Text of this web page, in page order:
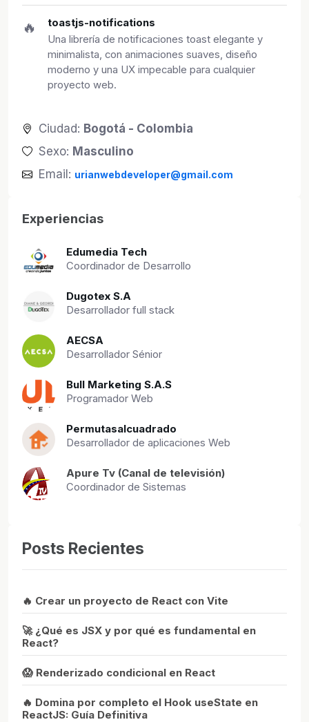
🔥 toastjs-notifications
Una librería de notificaciones toast elegante y
minimalista, con animaciones suaves, diseño
moderno y una UX impecable para cualquier
proyecto web.
Ciudad: Bogotá - Colombia
Sexo: Masculino
Email: urianwebdeveloper@gmail.com
Experiencias
Edumedia Tech
Coordinador de Desarrollo
Dugotex S.A
Desarrollador full stack
AECSA
Desarrollador Sénior
Bull Marketing S.A.S
Programador Web
Permutasalcuadrado
Desarrollador de aplicaciones Web
Apure Tv (Canal de televisión)
Coordinador de Sistemas
Posts Recientes
🔥 Crear un proyecto de React con Vite
🚀 ¿Qué es JSX y por qué es fundamental en
React?
😱 Renderizado condicional en React
🔥 Domina por completo el Hook useState en
ReactJS: Guía Definitiva